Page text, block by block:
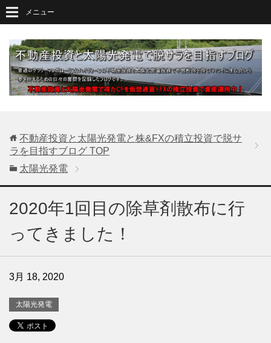
メニュー
不動産投資と太陽光発電と株&FXの積立投資で脱サ
ラを目指すブログ TOP
太陽光発電
2020年1回目の除草剤散布に行
ってきました！
3月 18, 2020
太陽光発電